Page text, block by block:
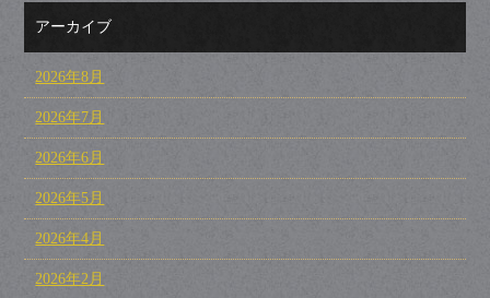
アーカイブ
2026年8月
2026年7月
2026年6月
2026年5月
2026年4月
2026年2月